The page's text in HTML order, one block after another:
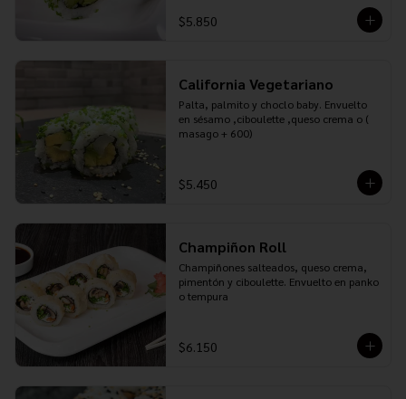
$5.850
California Vegetariano
Palta, palmito y choclo baby. Envuelto
en sésamo ,ciboulette ,queso crema o (
masago + 600)
$5.450
Champiñon Roll
Champiñones salteados, queso crema,
pimentón y ciboulette. Envuelto en panko
o tempura
$6.150